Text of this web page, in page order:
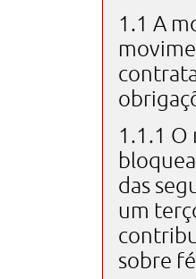
1.1 A
1.1.1 O
das
um
sobre